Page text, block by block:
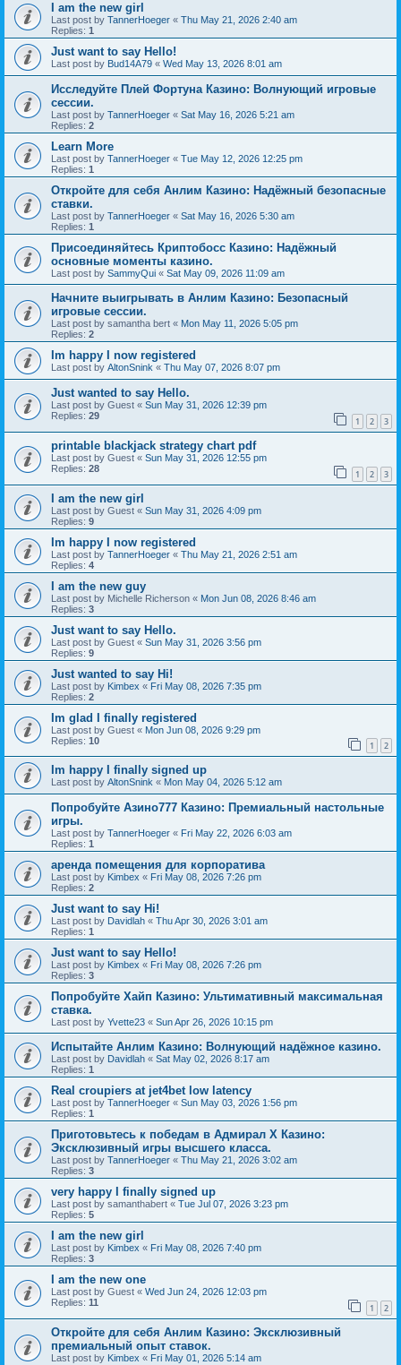
I am the new girl
Last post by TannerHoeger « Thu May 21, 2026 2:40 am
Replies: 1
Just want to say Hello!
Last post by Bud14A79 « Wed May 13, 2026 8:01 am
Исследуйте Плей Фортуна Казино: Волнующий игровые
сессии.
Last post by TannerHoeger « Sat May 16, 2026 5:21 am
Replies: 2
Learn More
Last post by TannerHoeger « Tue May 12, 2026 12:25 pm
Replies: 1
Откройте для себя Анлим Казино: Надёжный безопасные
ставки.
Last post by TannerHoeger « Sat May 16, 2026 5:30 am
Replies: 1
Присоединяйтесь Криптобосс Казино: Надёжный
основные моменты казино.
Last post by SammyQui « Sat May 09, 2026 11:09 am
Начните выигрывать в Анлим Казино: Безопасный
игровые сессии.
Last post by samantha bert « Mon May 11, 2026 5:05 pm
Replies: 2
Im happy I now registered
Last post by AltonSnink « Thu May 07, 2026 8:07 pm
Just wanted to say Hello.
Last post by Guest « Sun May 31, 2026 12:39 pm
Replies: 29 1 2 3
printable blackjack strategy chart pdf
Last post by Guest « Sun May 31, 2026 12:55 pm
Replies: 28 1 2 3
I am the new girl
Last post by Guest « Sun May 31, 2026 4:09 pm
Replies: 9
Im happy I now registered
Last post by TannerHoeger « Thu May 21, 2026 2:51 am
Replies: 4
I am the new guy
Last post by Michelle Richerson « Mon Jun 08, 2026 8:46 am
Replies: 3
Just want to say Hello.
Last post by Guest « Sun May 31, 2026 3:56 pm
Replies: 9
Just wanted to say Hi!
Last post by Kimbex « Fri May 08, 2026 7:35 pm
Replies: 2
Im glad I finally registered
Last post by Guest « Mon Jun 08, 2026 9:29 pm
Replies: 10 1 2
Im happy I finally signed up
Last post by AltonSnink « Mon May 04, 2026 5:12 am
Попробуйте Азино777 Казино: Премиальный настольные
игры.
Last post by TannerHoeger « Fri May 22, 2026 6:03 am
Replies: 1
аренда помещения для корпоратива
Last post by Kimbex « Fri May 08, 2026 7:26 pm
Replies: 2
Just want to say Hi!
Last post by Davidlah « Thu Apr 30, 2026 3:01 am
Replies: 1
Just want to say Hello!
Last post by Kimbex « Fri May 08, 2026 7:26 pm
Replies: 3
Попробуйте Хайп Казино: Ультимативный максимальная
ставка.
Last post by Yvette23 « Sun Apr 26, 2026 10:15 pm
Испытайте Анлим Казино: Волнующий надёжное казино.
Last post by Davidlah « Sat May 02, 2026 8:17 am
Replies: 1
Real croupiers at jet4bet low latency
Last post by TannerHoeger « Sun May 03, 2026 1:56 pm
Replies: 1
Приготовьтесь к победам в Адмирал Х Казино:
Эксклюзивный игры высшего класса.
Last post by TannerHoeger « Thu May 21, 2026 3:02 am
Replies: 3
very happy I finally signed up
Last post by samanthabert « Tue Jul 07, 2026 3:23 pm
Replies: 5
I am the new girl
Last post by Kimbex « Fri May 08, 2026 7:40 pm
Replies: 3
I am the new one
Last post by Guest « Wed Jun 24, 2026 12:03 pm
Replies: 11 1 2
Откройте для себя Анлим Казино: Эксклюзивный
премиальный опыт ставок.
Last post by Kimbex « Fri May 01, 2026 5:14 am